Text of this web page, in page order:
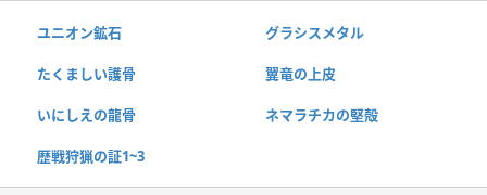
ユニオン鉱石 グラシスメタル
たくましい護骨 翼竜の上皮
いにしえの龍骨 ネマラチカの堅殻
歴戦狩猟の証1~3